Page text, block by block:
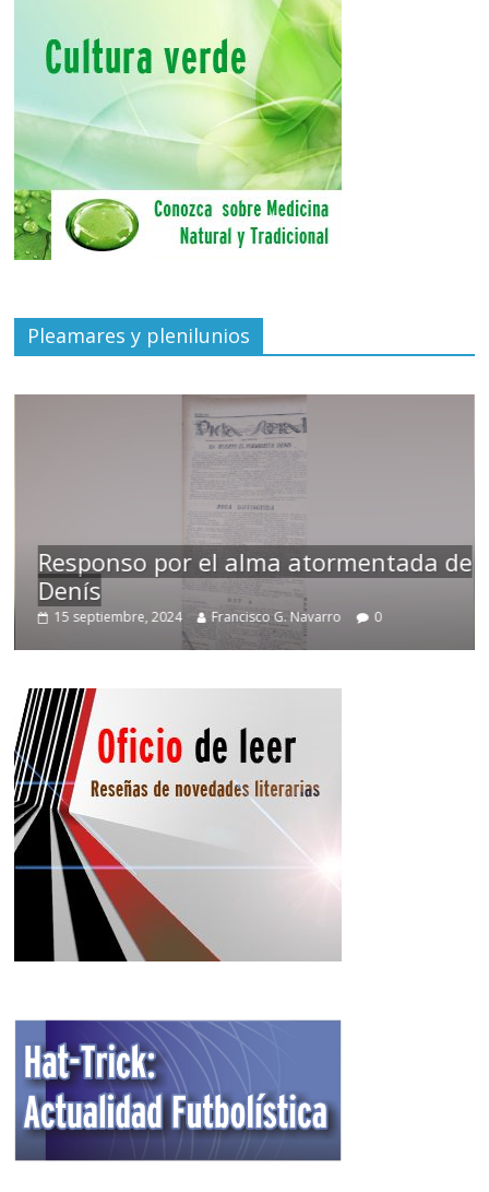
Pleamares y plenilunios
Responso por el alma atormentada de
Denís
15 septiembre, 2024 Francisco G. Navarro 0